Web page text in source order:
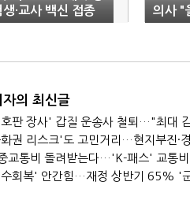
생·교사 백신 접종
)
의사 "
황 아
자의 최신글
판 장사' 갑질 운송사 철퇴…"최대
권 리스크'도 고민거리…현지부진·
교통비 돌려받는다…'K-패스' 교통
회복' 안간힘…재정 상반기 65% '